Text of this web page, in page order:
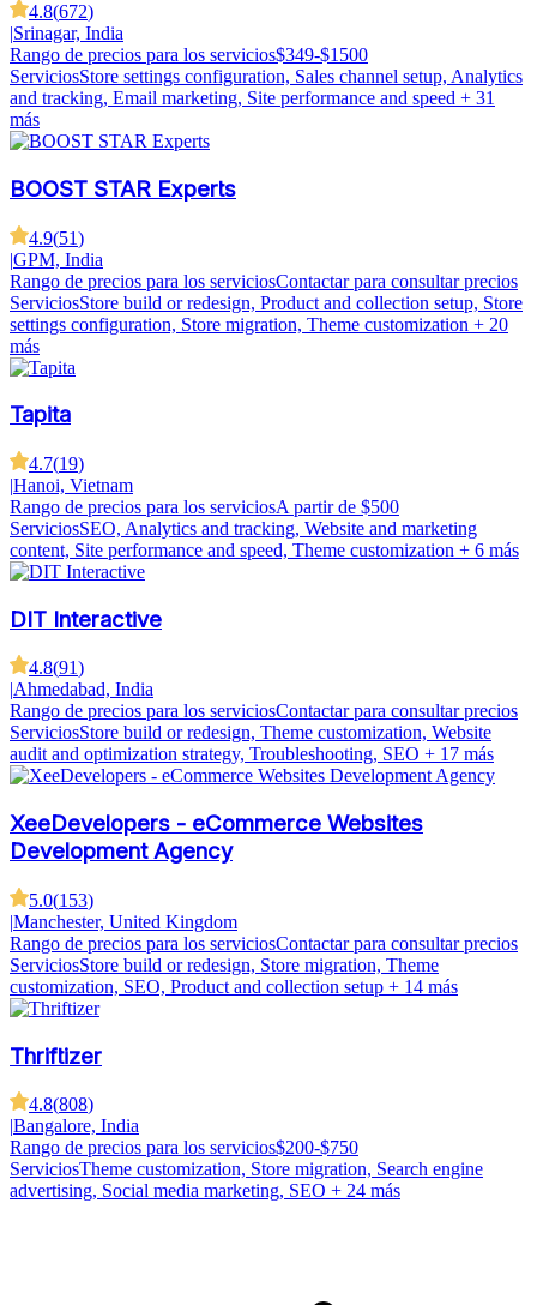
4.8(672)
|Srinagar, India
Rango de precios para los servicios$349-$1500
ServiciosStore settings configuration, Sales channel setup, Analytics
and tracking, Email marketing, Site performance and speed + 31
más
BOOST STAR Experts
4.9(51)
|GPM, India
Rango de precios para los serviciosContactar para consultar precios
ServiciosStore build or redesign, Product and collection setup, Store
settings configuration, Store migration, Theme customization + 20
más
Tapita
4.7(19)
|Hanoi, Vietnam
Rango de precios para los serviciosA partir de $500
ServiciosSEO, Analytics and tracking, Website and marketing
content, Site performance and speed, Theme customization + 6 más
DIT Interactive
4.8(91)
|Ahmedabad, India
Rango de precios para los serviciosContactar para consultar precios
ServiciosStore build or redesign, Theme customization, Website
audit and optimization strategy, Troubleshooting, SEO + 17 más
XeeDevelopers - eCommerce Websites
Development Agency
5.0(153)
|Manchester, United Kingdom
Rango de precios para los serviciosContactar para consultar precios
ServiciosStore build or redesign, Store migration, Theme
customization, SEO, Product and collection setup + 14 más
Thriftizer
4.8(808)
|Bangalore, India
Rango de precios para los servicios$200-$750
ServiciosTheme customization, Store migration, Search engine
advertising, Social media marketing, SEO + 24 más